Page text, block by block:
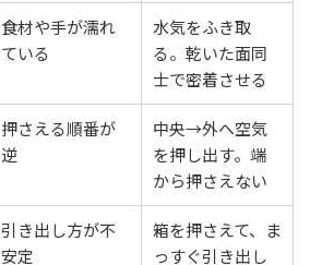
食材や手が濡れ
ている
水気をふき取
る。乾いた面同
士で密着させる
押さえる順番が
逆
中央→外へ空気
を押し出す。端
から押さえない
引き出し方が不
安定
箱を押さえて、ま
っすぐ引き出し